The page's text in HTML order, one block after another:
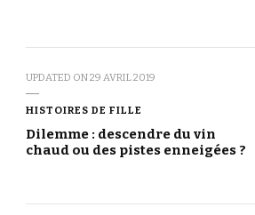
UPDATED ON29 AVRIL 2019
HISTOIRES DE FILLE
Dilemme : descendre du vin
chaud ou des pistes enneigées ?